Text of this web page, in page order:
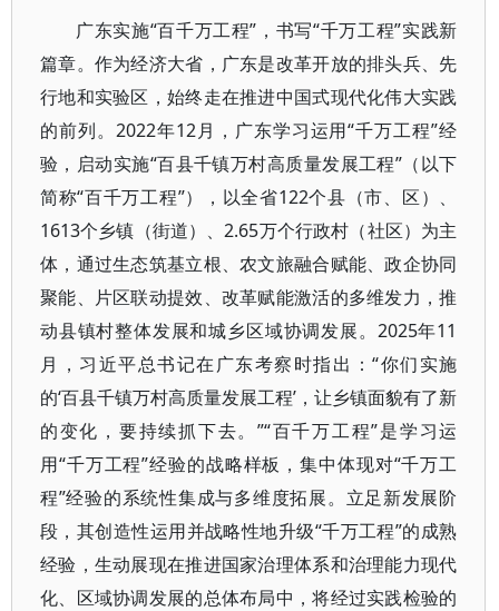
广东实施“百千万工程”，书写“千万工程”实践新
篇章。作为经济大省，广东是改革开放的排头兵、先
行地和实验区，始终走在推进中国式现代化伟大实践
的前列。2022年12月，广东学习运用“千万工程”经
验，启动实施“百县千镇万村高质量发展工程”（以下
简称“百千万工程”），以全省122个县（市、区）、
1613个乡镇（街道）、2.65万个行政村（社区）为主
体，通过生态筑基立根、农文旅融合赋能、政企协同
聚能、片区联动提效、改革赋能激活的多维发力，推
动县镇村整体发展和城乡区域协调发展。2025年11
月，习近平总书记在广东考察时指出：“你们实施
的‘百县千镇万村高质量发展工程’，让乡镇面貌有了新
的变化，要持续抓下去。”“百千万工程”是学习运
用“千万工程”经验的战略样板，集中体现对“千万工
程”经验的系统性集成与多维度拓展。立足新发展阶
段，其创造性运用并战略性地升级“千万工程”的成熟
经验，生动展现在推进国家治理体系和治理能力现代
化、区域协调发展的总体布局中，将经过实践检验的